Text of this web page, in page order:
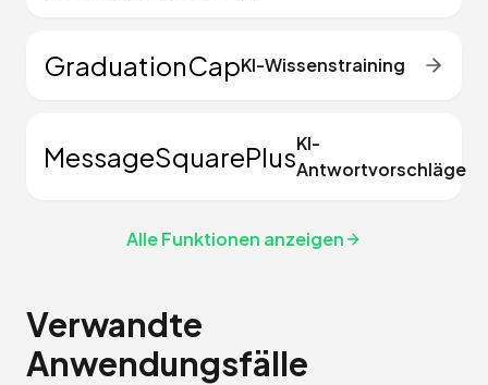
GraduationCapKI-Wissenstraining
MessageSquarePlusKI-
Antwortvorschläge
Alle Funktionen anzeigen
Verwandte
Anwendungsfälle